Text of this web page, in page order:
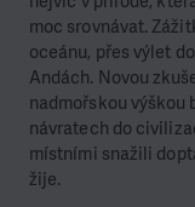
moc srovnávat.
oceánu, přes výlet
Andách. Novou
nadmořskou výškou
návratech do
místními snažili
žije.